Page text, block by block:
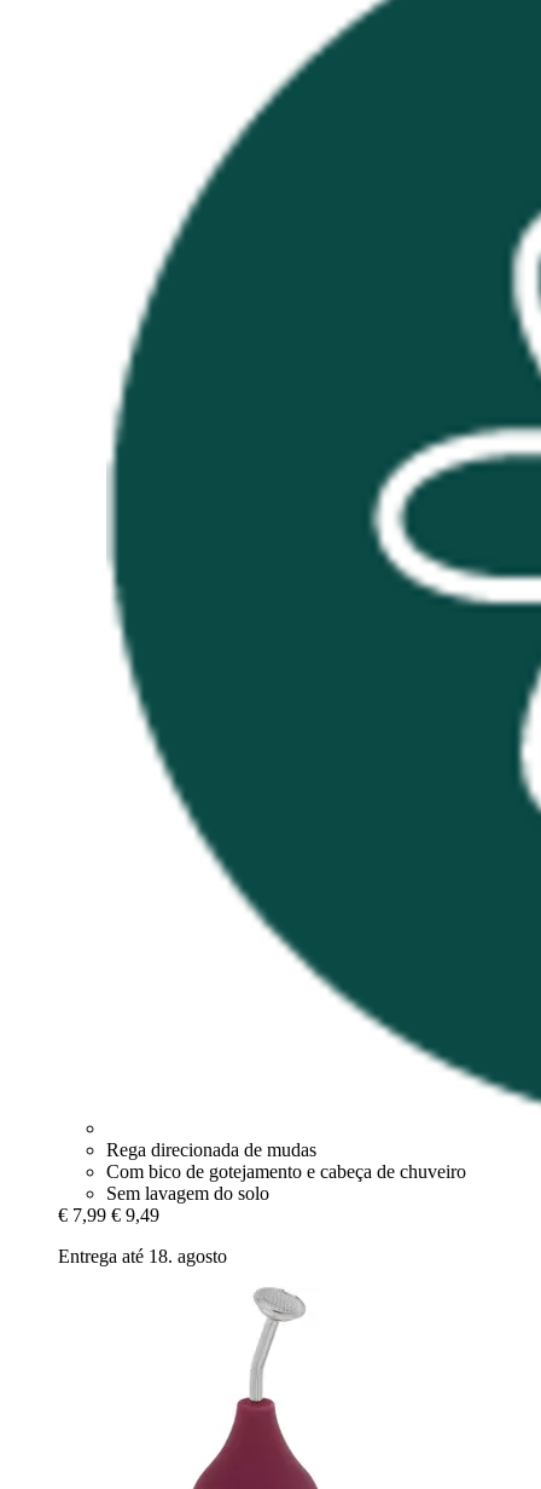
Rega direcionada de mudas
Com bico de gotejamento e cabeça de chuveiro
Sem lavagem do solo
€ 7,99 € 9,49
Entrega até 18. agosto